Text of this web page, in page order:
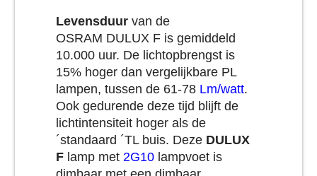
Levensduur van de
OSRAM DULUX F is gemiddeld
10.000 uur. De lichtopbrengst is
15% hoger dan vergelijkbare PL
lampen, tussen de 61-78 Lm/watt.
Ook gedurende deze tijd blijft de
lichtintensiteit hoger als de
´standaard ´TL buis. Deze DULUX
F lamp met 2G10 lampvoet is